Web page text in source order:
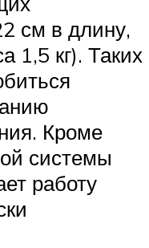
см в длину,
1,5 кг). Таких
Кроме
системы
работу